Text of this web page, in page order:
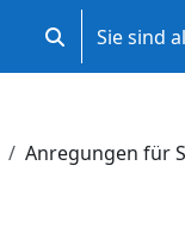
Sucheingabe
Sie sind
Anregungen für